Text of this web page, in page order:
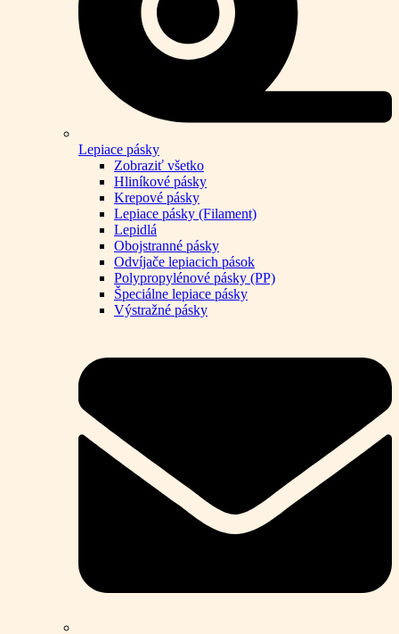
Lepiace pásky
Zobraziť všetko
Hliníkové pásky
Krepové pásky
Lepiace pásky (Filament)
Lepidlá
Obojstranné pásky
Odvíjače lepiacich pások
Polypropylénové pásky (PP)
Špeciálne lepiace pásky
Výstražné pásky